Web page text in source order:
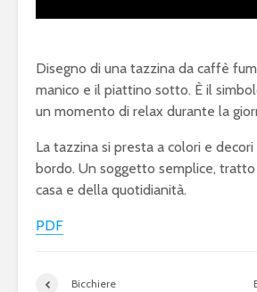
Disegno di una tazzina da caffè
manico e il piattino sotto. È il
un momento di relax durante la
La tazzina si presta a colori e decori
bordo. Un soggetto semplice,
casa e della quotidianità.
PDF
Bicchiere